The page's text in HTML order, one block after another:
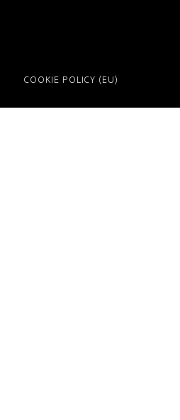
COOKIE POLICY (EU)